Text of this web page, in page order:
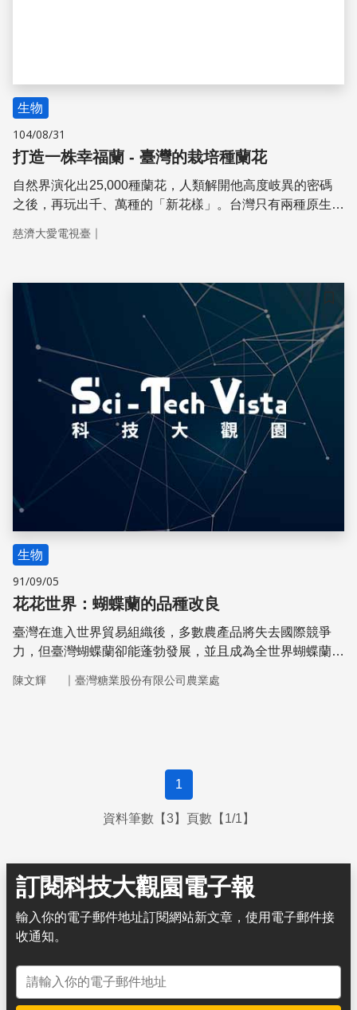
生物
104/08/31
打造一株幸福蘭 - 臺灣的栽培種蘭花
自然界演化出25,000種蘭花，人類解開他高度岐異的密碼
之後，再玩出千、萬種的「新花樣」。台灣只有兩種原生蝴
種者如何為蘭花錦上添花。
慈濟大愛電視臺 ｜
儲存
生物
91/09/05
花花世界：蝴蝶蘭的品種改良
臺灣在進入世界貿易組織後，多數農產品將失去國際競爭
力，但臺灣蝴蝶蘭卻能蓬勃發展，並且成為全世界蝴蝶蘭苗
陳文輝 ｜ 臺灣糖業股份有限公司農業處
1
資料筆數【3】頁數【1/1】
訂閱科技大觀園電子報
輸入你的電子郵件地址訂閱網站新文章，使用電子郵件接
收通知。
電子郵件地址